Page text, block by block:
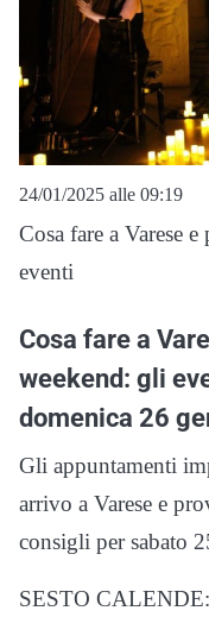
24/01/2025 alle 09:19
Cosa fare a Varese
eventi
Cosa fare a
weekend: gli
domenica 26
Gli appuntamenti
arrivo a Varese e
consigli per sabato
SESTO